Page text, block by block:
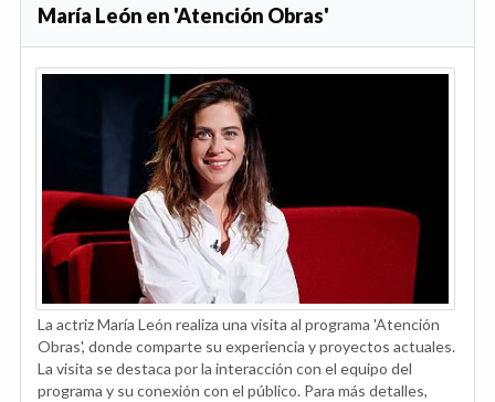
María León en 'Atención Obras'
La actriz María León realiza una visita al programa 'Atención
Obras', donde comparte su experiencia y proyectos actuales.
La visita se destaca por la interacción con el equipo del
programa y su conexión con el público. Para más detalles,